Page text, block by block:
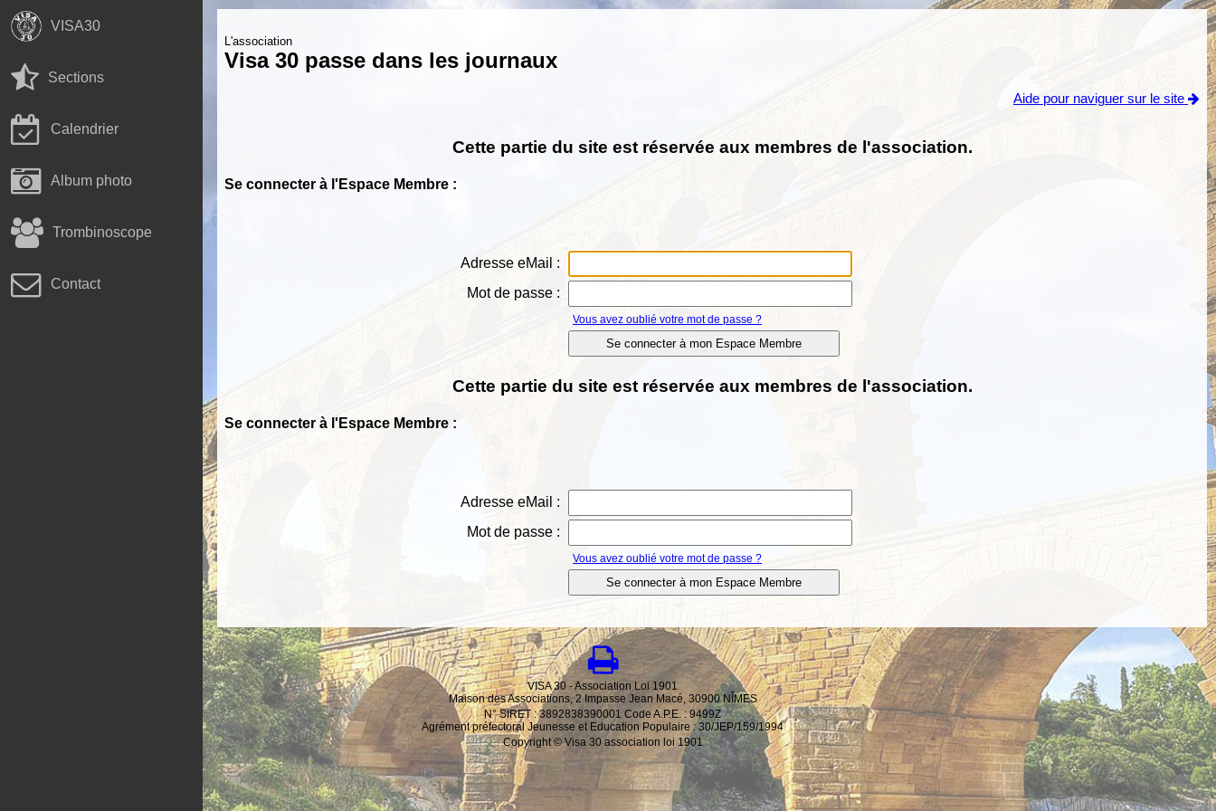
VISA30
Sections
Calendrier
Album photo
Trombinoscope
Contact
L'association
Visa 30 passe dans les journaux
Aide pour naviguer sur le site
Cette partie du site est réservée aux membres de l'association.
Se connecter à l'Espace Membre :
Adresse eMail :
Mot de passe :
Vous avez oublié votre mot de passe ?
Cette partie du site est réservée aux membres de l'association.
Se connecter à l'Espace Membre :
Adresse eMail :
Mot de passe :
Vous avez oublié votre mot de passe ?
VISA 30 - Association Loi 1901
Maison des Associations, 2 Impasse Jean Macé, 30900 NÎMES
N° SIRET : 3892838390001 Code A.P.E. : 9499Z
Agrément préfectoral Jeunesse et Education Populaire : 30/JEP/159/1994
Copyright © Visa 30 association loi 1901